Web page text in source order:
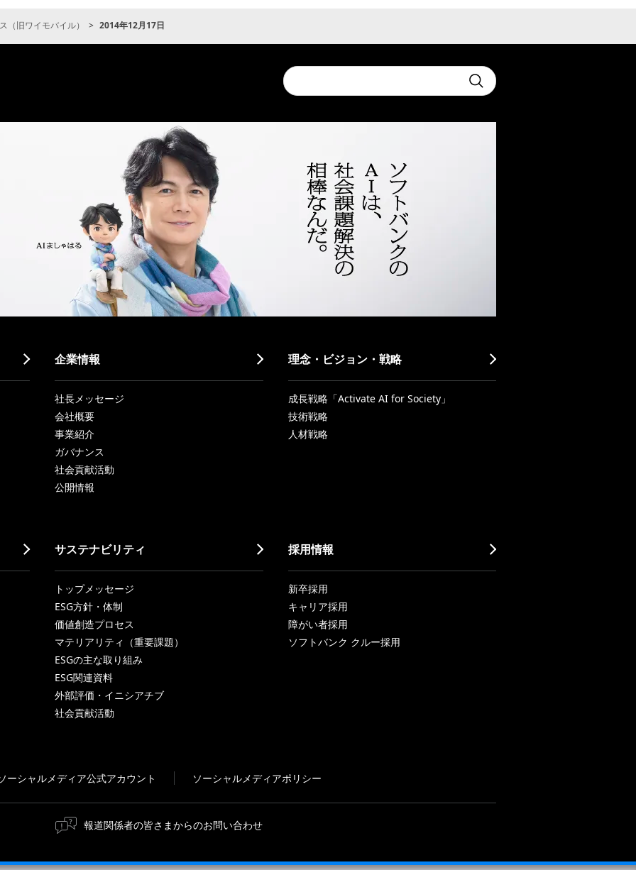
（旧ワイモバイル） 2014年12月17日
Conduct
a
search
Submit
企業情報
社長メッセージ
会社概要
事業紹介
ガバナンス
社会貢献活動
公開情報
理念・ビジョン・戦略
成長戦略「Activate AI for Society」
技術戦略
人材戦略
サステナビリティ
トップメッセージ
ESG方針・体制
価値創造プロセス
マテリアリティ（重要課題）
ESGの主な取り組み
ESG関連資料
外部評価・イニシアチブ
社会貢献活動
採用情報
新卒採用
キャリア採用
障がい者採用
ソフトバンク クルー採用
ーシャルメディア公式アカウント ソーシャルメディアポリシー
報道関係者の皆さまからのお問い合わせ